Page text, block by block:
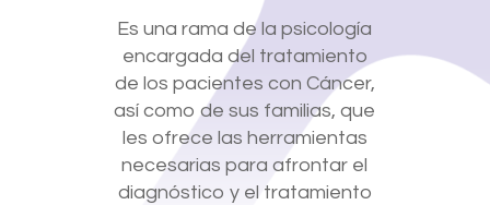
Es una rama de la psicología
encargada del tratamiento
de los pacientes con Cáncer,
así como de sus familias, que
les ofrece las herramientas
necesarias para afrontar el
diagnóstico y el tratamiento